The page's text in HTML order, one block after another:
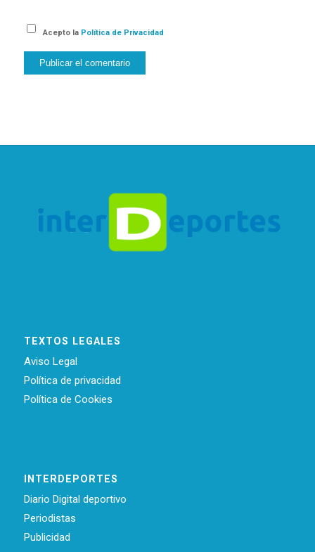
Acepto la Política de Privacidad
TEXTOS LEGALES
Aviso Legal
Política de privacidad
Política de Cookies
INTERDEPORTES
Diario Digital deportivo
Periodistas
Publicidad